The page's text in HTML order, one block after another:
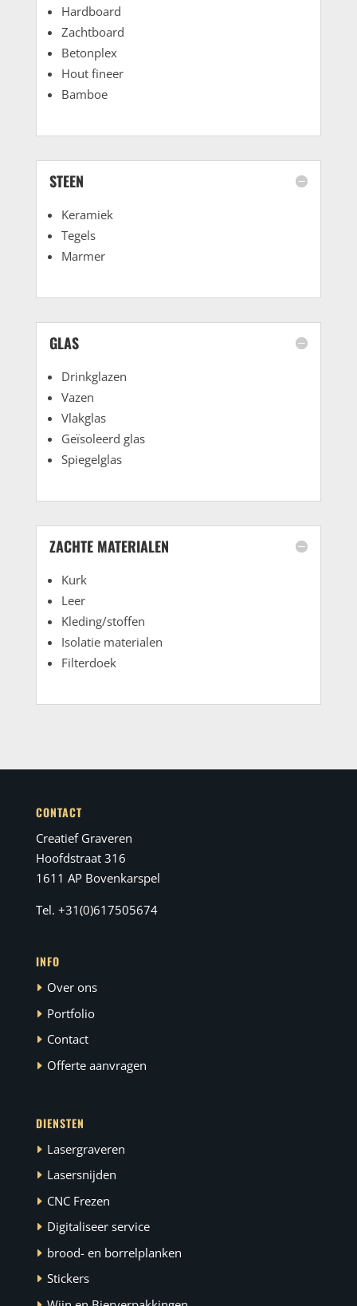
Hardboard
Zachtboard
Betonplex
Hout fineer
Bamboe
STEEN
Keramiek
Tegels
Marmer
GLAS
Drinkglazen
Vazen
Vlakglas
Geïsoleerd glas
Spiegelglas
ZACHTE MATERIALEN
Kurk
Leer
Kleding/stoffen
Isolatie materialen
Filterdoek
CONTACT
Creatief Graveren
Hoofdstraat 316
1611 AP Bovenkarspel
Tel. +31(0)617505674
INFO
Over ons
Portfolio
Contact
Offerte aanvragen
DIENSTEN
Lasergraveren
Lasersnijden
CNC Frezen
Digitaliseer service
brood- en borrelplanken
Stickers